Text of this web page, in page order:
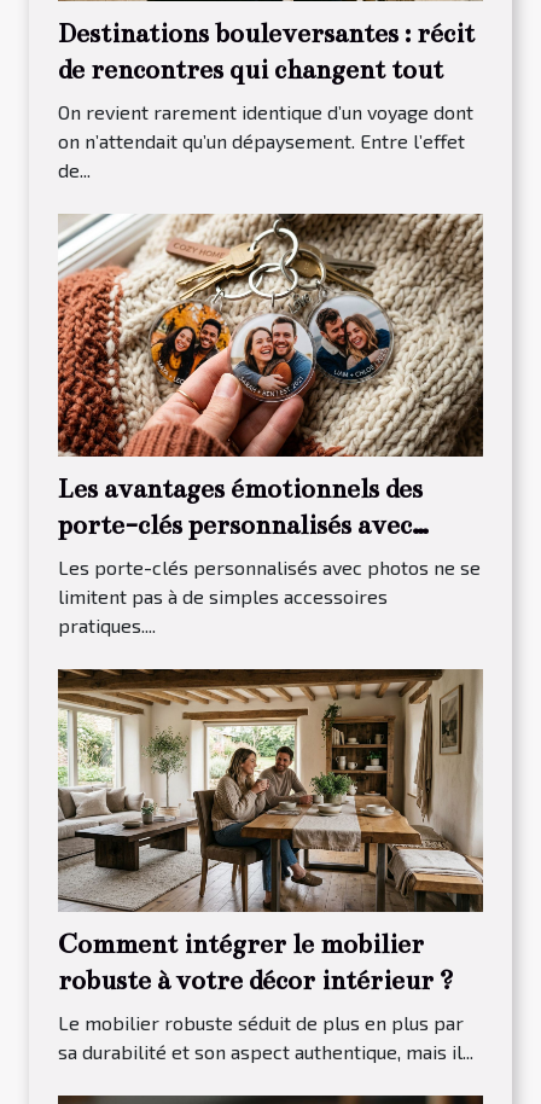
Destinations bouleversantes : récit
de rencontres qui changent tout
On revient rarement identique d’un voyage dont
on n’attendait qu’un dépaysement. Entre l’effet
de...
Les avantages émotionnels des
porte-clés personnalisés avec
photos
Les porte-clés personnalisés avec photos ne se
limitent pas à de simples accessoires
pratiques....
Comment intégrer le mobilier
robuste à votre décor intérieur ?
Le mobilier robuste séduit de plus en plus par
sa durabilité et son aspect authentique, mais il...